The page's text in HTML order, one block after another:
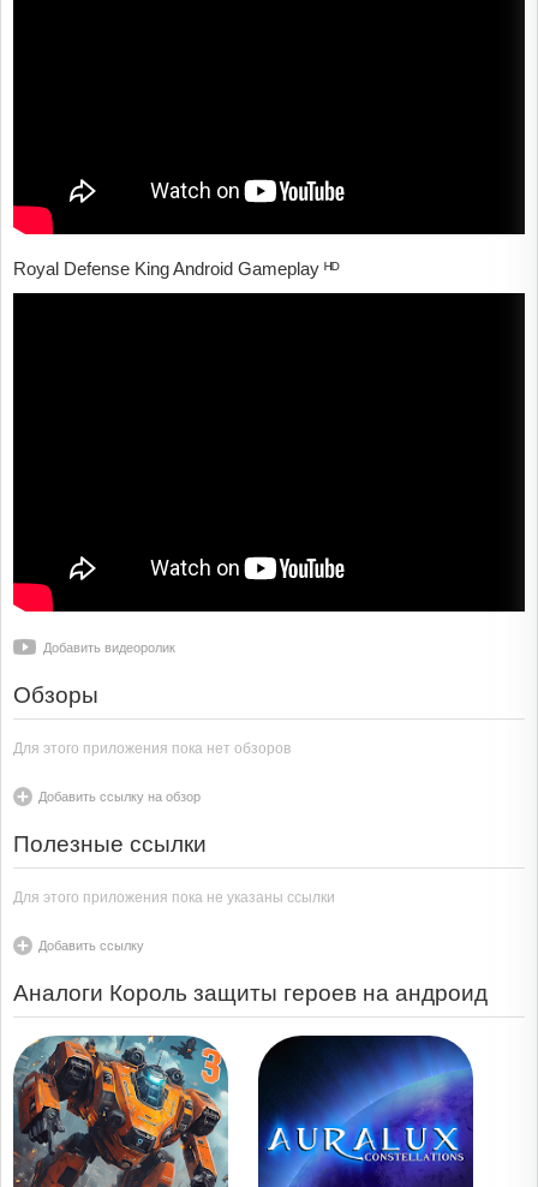
Royal Defense King Android Gameplay ᴴᴰ
Добавить видеоролик
Обзоры
Для этого приложения пока нет обзоров
Добавить ссылку на обзор
Полезные ссылки
Для этого приложения пока не указаны ссылки
Добавить ссылку
Аналоги Король защиты героев на андроид